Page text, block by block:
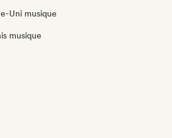
Uni musique
musique